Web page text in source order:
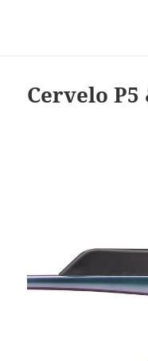
Cervelo P5